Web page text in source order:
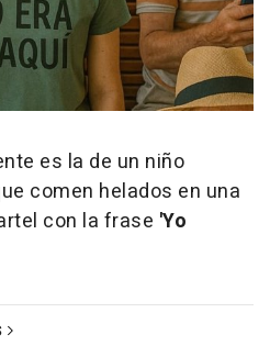
es la de un niño
comen helados en una
con la frase 'Yo